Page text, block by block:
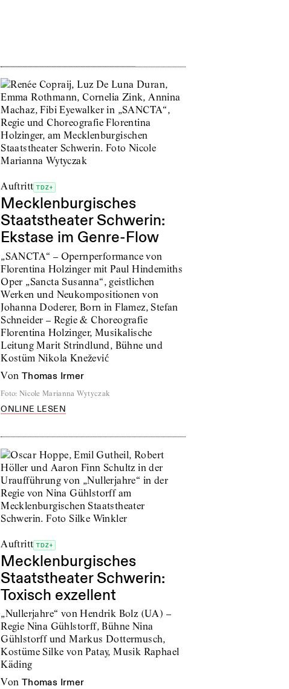
Auftritt TDZ+
Mecklenburgisches
Staatstheater Schwerin:
Ekstase im Genre-Flow
„SANCTA“ – Opernperformance von
Florentina Holzinger mit Paul Hindemiths
Oper „Sancta Susanna“, geistlichen
Werken und Neukompositionen von
Johanna Doderer, Born in Flamez, Stefan
Schneider – Regie & Choreografie
Florentina Holzinger, Musikalische
Leitung Marit Strindlund, Bühne und
Kostüm Nikola Knežević
von Thomas Irmer
Foto: Nicole Marianna Wytyczak
ONLINE LESEN
Auftritt TDZ+
Mecklenburgisches
Staatstheater Schwerin:
Toxisch exzellent
„Nullerjahre“ von Hendrik Bolz (UA) –
Regie Nina Gühlstorff, Bühne Nina
Gühlstorff und Markus Dottermusch,
Kostüme Silke von Patay, Musik Raphael
Käding
von Thomas Irmer